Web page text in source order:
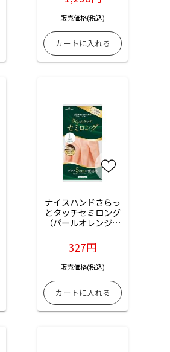
販売価格(税込)
ナイスハンドさらっ
とタッチセミロング
（パールオレンジ／
327円
販売価格(税込)